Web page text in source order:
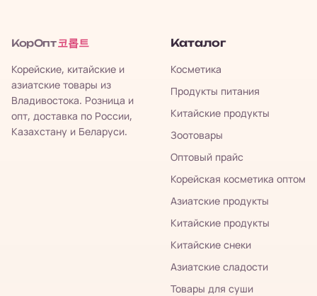
КорОпт 코롭트
Корейские, китайские и
азиатские товары из
Владивостока. Розница и
опт, доставка по России,
Казахстану и Беларуси.
Каталог
Косметика
Продукты питания
Китайские продукты
Зоотовары
Оптовый прайс
Корейская косметика оптом
Азиатские продукты
Китайские продукты
Китайские снеки
Азиатские сладости
Товары для суши